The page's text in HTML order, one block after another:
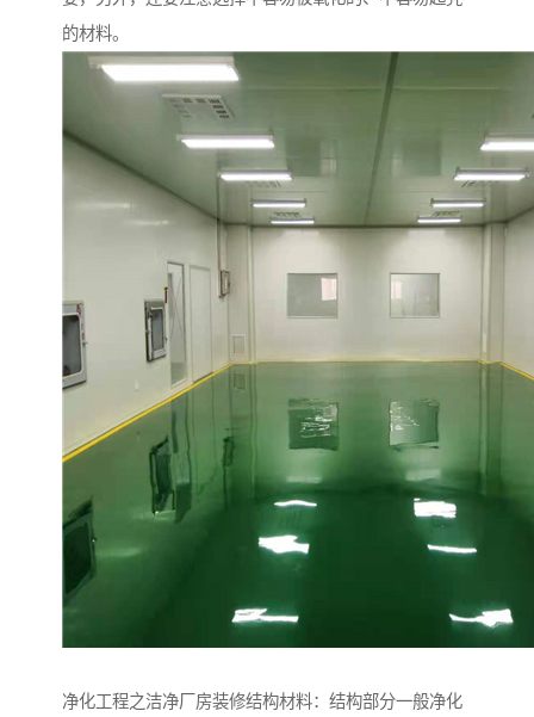
的材料。
净化工程之洁净厂房装修结构材料：结构部分一般净化